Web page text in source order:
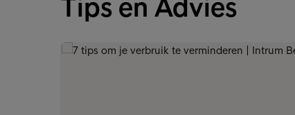
Tips en Advies